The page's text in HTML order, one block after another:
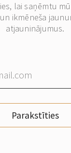
lai saņēmtu
ikmēneša
atjauninājumus.
Parakstīties